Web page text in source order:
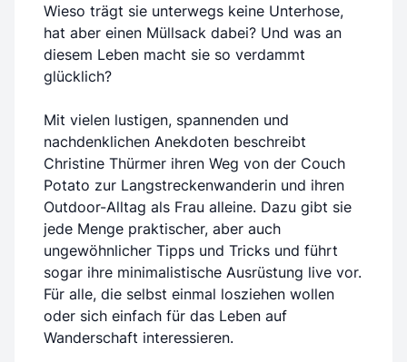
Wieso trägt sie unterwegs keine Unterhose,
hat aber einen Müllsack dabei? Und was an
diesem Leben macht sie so verdammt
glücklich?
Mit vielen lustigen, spannenden und
nachdenklichen Anekdoten beschreibt
Christine Thürmer ihren Weg von der Couch
Potato zur Langstreckenwanderin und ihren
Outdoor-Alltag als Frau alleine. Dazu gibt sie
jede Menge praktischer, aber auch
ungewöhnlicher Tipps und Tricks und führt
sogar ihre minimalistische Ausrüstung live vor.
Für alle, die selbst einmal losziehen wollen
oder sich einfach für das Leben auf
Wanderschaft interessieren.